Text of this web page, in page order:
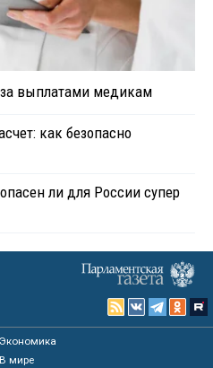
выплатами медикам
как безопасно
ли для России супер
Экономика
В мире